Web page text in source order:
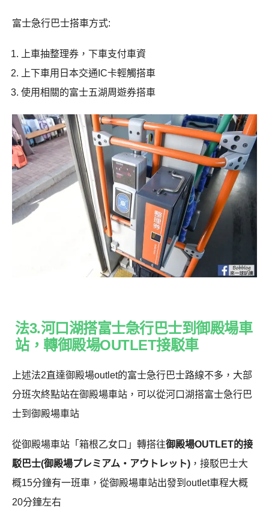
富士急行巴士搭車方式:
上車抽整理券，下車支付車資
上下車用日本交通IC卡輕觸搭車
使用相關的富士五湖周遊券搭車
法3.河口湖搭富士急行巴士到御殿場車
站，轉御殿場OUTLET接駁車
上述法2直達御殿場outlet的富士急行巴士路線不多，大部
分班次終點站在御殿場車站，可以從河口湖搭富士急行巴
士到御殿場車站
從御殿場車站 「箱根乙女口」轉搭往御殿場OUTLET的接
駁巴士(御殿場プレミアム・アウトレット) ，接駁巴士大
概15分鐘有一班車，從御殿場車站出發到outlet車程大概
20分鐘左右